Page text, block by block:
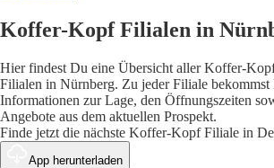
Koffer-Kopf Filialen in
Hier findest Du eine Übersicht aller Koffer-
Filialen in Nürnberg. Zu jeder Filiale
Informationen zur Lage, den Öffnungszeiten
Angebote aus dem aktuellen Prospekt.
Finde jetzt die nächste Koffer-Kopf Filiale in
App herunterladen